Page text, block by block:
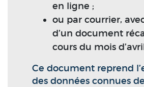
en ligne ;
ou par courrier,
d’un document
cours du mois
Ce document reprend
des données connues de